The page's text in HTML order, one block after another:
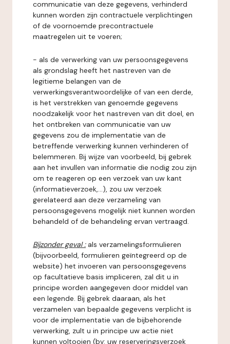
communicatie van deze gegevens, verhinderd
kunnen worden zijn contractuele verplichtingen
of de voornoemde precontractuele
maatregelen uit te voeren;
- als de verwerking van uw persoonsgegevens
als grondslag heeft het nastreven van de
legitieme belangen van de
verwerkingsverantwoordelijke of van een derde,
is het verstrekken van genoemde gegevens
noodzakelijk voor het nastreven van dit doel, en
het ontbreken van communicatie van uw
gegevens zou de implementatie van de
betreffende verwerking kunnen verhinderen of
belemmeren. Bij wijze van voorbeeld, bij gebrek
aan het invullen van informatie die nodig zou zijn
om te reageren op een verzoek van uw kant
(informatieverzoek,...), zou uw verzoek
gerelateerd aan deze verzameling van
persoonsgegevens mogelijk niet kunnen worden
behandeld of de behandeling ervan vertraagd.
Bijzonder geval : als verzamelingsformulieren
(bijvoorbeeld, formulieren geïntegreerd op de
website) het invoeren van persoonsgegevens
op facultatieve basis impliceren, zal dit u in
principe worden aangegeven door middel van
een legende. Bij gebrek daaraan, als het
verzamelen van bepaalde gegevens verplicht is
voor de implementatie van de bijbehorende
verwerking, zult u in principe uw actie niet
kunnen voltooien (bv: uw reserveringsverzoek